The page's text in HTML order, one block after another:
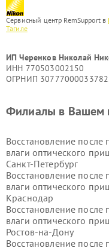
Сервисный центр RemSupport в
Тагиле
ИП Черенков Николай
ИНН 770503002150
ОГРНИП
Филиалы в Вашем
Восстановление после
влаги оптического
Санкт-Петербург
Восстановление после
влаги оптического
Краснодар
Восстановление после
влаги оптического
Ростов-на-Дону
Восстановление после